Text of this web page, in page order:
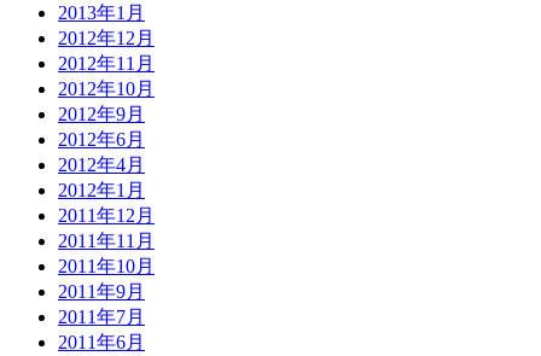
2013年1月
2012年12月
2012年11月
2012年10月
2012年9月
2012年6月
2012年4月
2012年1月
2011年12月
2011年11月
2011年10月
2011年9月
2011年7月
2011年6月